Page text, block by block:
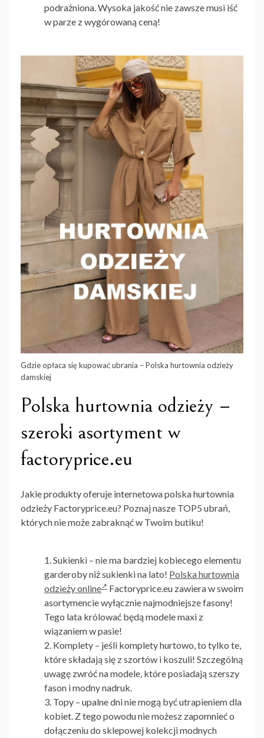
podrażniona. Wysoka jakość nie zawsze musi iść
w parze z wygórowaną ceną!
Gdzie opłaca się kupować ubrania – Polska hurtownia odzieży
damskiej
Polska hurtownia odzieży –
szeroki asortyment w
factoryprice.eu
Jakie produkty oferuje internetowa polska hurtownia
odzieży Factoryprice.eu? Poznaj nasze TOP5 ubrań,
których nie może zabraknąć w Twoim butiku!
Sukienki – nie ma bardziej kobiecego elementu
garderoby niż sukienki na lato! Polska hurtownia
odzieży online
Factoryprice.eu zawiera w swoim
asortymencie wyłącznie najmodniejsze fasony!
Tego lata królować będą modele maxi z
wiązaniem w pasie!
Komplety – jeśli komplety hurtowo, to tylko te,
które składają się z szortów i koszuli! Szczególną
uwagę zwróć na modele, które posiadają szerszy
fason i modny nadruk.
Topy – upalne dni nie mogą być utrapieniem dla
kobiet. Z tego powodu nie możesz zapomnieć o
dołączeniu do sklepowej kolekcji modnych